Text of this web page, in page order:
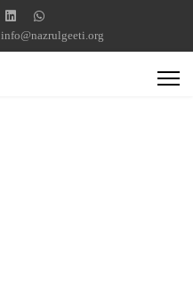
info@nazrulgeeti.org